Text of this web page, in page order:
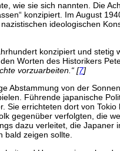
wie sie sich nannten. Die
konzipiert. Im August
ideologischen
konzipiert und stetig
Worten des Historikers
vorzuarbeiten.“ [7]
Abstammung von der
Führende japanische
errichteten dort von
gegenüber verfolgten, die
dazu verleitet, die Japaner
bald zeigen sollte.